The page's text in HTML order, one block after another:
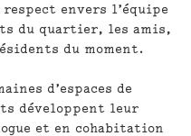
respect envers l’équipe
du quartier, les amis,
du moment.
d’espaces de
développent leur
et en cohabitation